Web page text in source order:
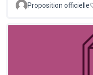
Proposition officielle